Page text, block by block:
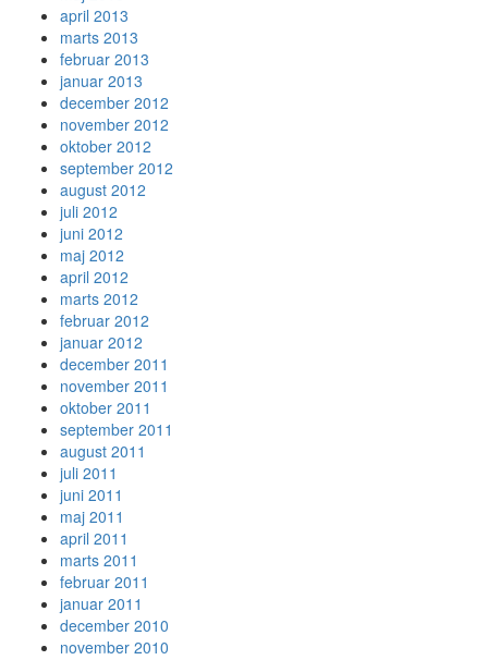
april 2013
marts 2013
februar 2013
januar 2013
december 2012
november 2012
oktober 2012
september 2012
august 2012
juli 2012
juni 2012
maj 2012
april 2012
marts 2012
februar 2012
januar 2012
december 2011
november 2011
oktober 2011
september 2011
august 2011
juli 2011
juni 2011
maj 2011
april 2011
marts 2011
februar 2011
januar 2011
december 2010
november 2010